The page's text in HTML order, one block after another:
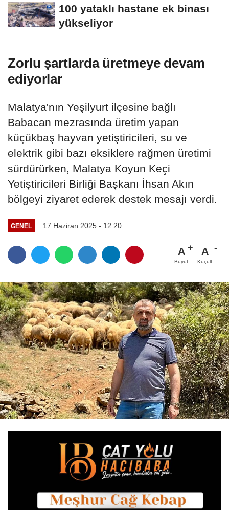
100 yataklı hastane ek binası
yükseliyor
Zorlu şartlarda üretmeye devam
ediyorlar
Malatya'nın Yeşilyurt ilçesine bağlı
Babacan mezrasında üretim yapan
küçükbaş hayvan yetiştiricileri, su ve
elektrik gibi bazı eksiklere rağmen üretimi
sürdürürken, Malatya Koyun Keçi
Yetiştiricileri Birliği Başkanı İhsan Akın
bölgeyi ziyaret ederek destek mesajı verdi.
GENEL 17 Haziran 2025 - 12:20
A
Büyüt
A
Küçült